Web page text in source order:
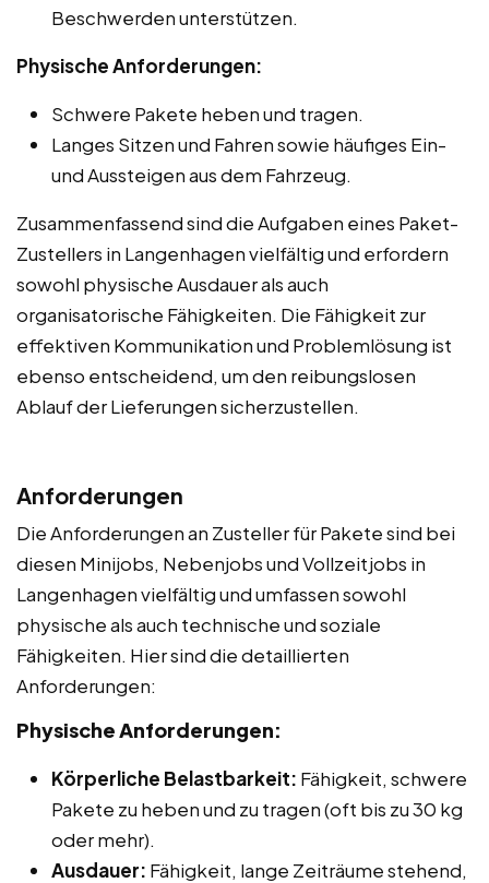
Beschwerden unterstützen.
Physische Anforderungen:
Schwere Pakete heben und tragen.
Langes Sitzen und Fahren sowie häufiges Ein-
und Aussteigen aus dem Fahrzeug.
Zusammenfassend sind die Aufgaben eines Paket-
Zustellers in Langenhagen vielfältig und erfordern
sowohl physische Ausdauer als auch
organisatorische Fähigkeiten. Die Fähigkeit zur
effektiven Kommunikation und Problemlösung ist
ebenso entscheidend, um den reibungslosen
Ablauf der Lieferungen sicherzustellen.
Anforderungen
Die Anforderungen an Zusteller für Pakete sind bei
diesen Minijobs, Nebenjobs und Vollzeitjobs in
Langenhagen vielfältig und umfassen sowohl
physische als auch technische und soziale
Fähigkeiten. Hier sind die detaillierten
Anforderungen:
Physische Anforderungen:
Körperliche Belastbarkeit: Fähigkeit, schwere
Pakete zu heben und zu tragen (oft bis zu 30 kg
oder mehr).
Ausdauer: Fähigkeit, lange Zeiträume stehend,